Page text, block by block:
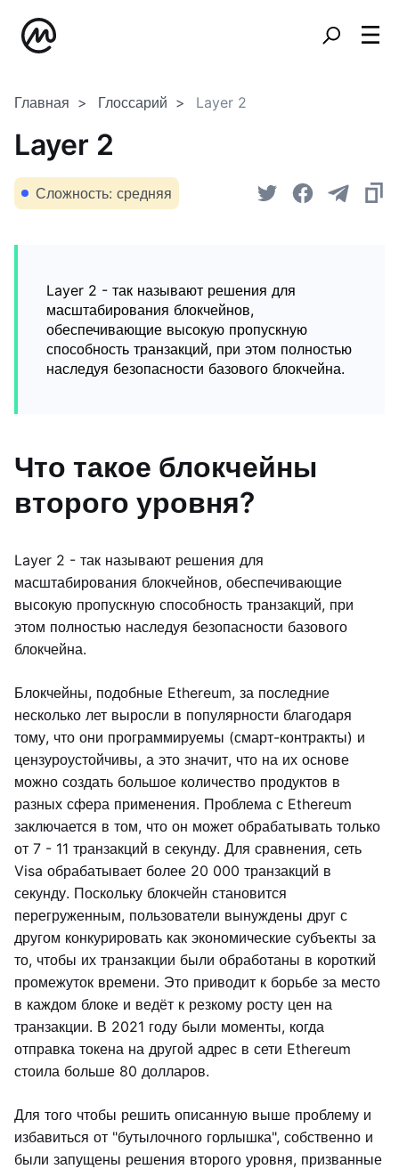
Главная Глоссарий Layer 2
Layer 2
Сложность: средняя
Layer 2 - так называют решения для
масштабирования блокчейнов,
обеспечивающие высокую пропускную
способность транзакций, при этом полностью
наследуя безопасности базового блокчейна.
Что такое блокчейны
второго уровня?
Layer 2 - так называют решения для
масштабирования блокчейнов, обеспечивающие
высокую пропускную способность транзакций, при
этом полностью наследуя безопасности базового
блокчейна.
Блокчейны, подобные Ethereum, за последние
несколько лет выросли в популярности благодаря
тому, что они программируемы (смарт-контракты) и
цензуроустойчивы, а это значит, что на их основе
можно создать большое количество продуктов в
разных сфера применения. Проблема с Ethereum
заключается в том, что он может обрабатывать только
от 7 - 11 транзакций в секунду. Для сравнения, сеть
Visa обрабатывает более 20 000 транзакций в
секунду. Поскольку блокчейн становится
перегруженным, пользователи вынуждены друг с
другом конкурировать как экономические субъекты за
то, чтобы их транзакции были обработаны в короткий
промежуток времени. Это приводит к борьбе за место
в каждом блоке и ведёт к резкому росту цен на
транзакции. В 2021 году были моменты, когда
отправка токена на другой адрес в сети Ethereum
стоила больше 80 долларов.
Для того чтобы решить описанную выше проблему и
избавиться от "бутылочного горлышка", собственно и
были запущены решения второго уровня, призванные